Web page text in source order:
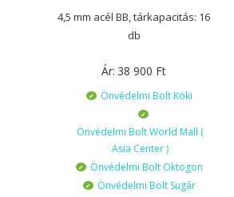
4,5 mm acél BB, tárkapacitás: 16
db
Ár: 38 900 Ft
Önvédelmi Bolt Köki
Önvédelmi Bolt World Mall (
Asia Center )
Önvédelmi Bolt Oktogon
Önvédelmi Bolt Sugár